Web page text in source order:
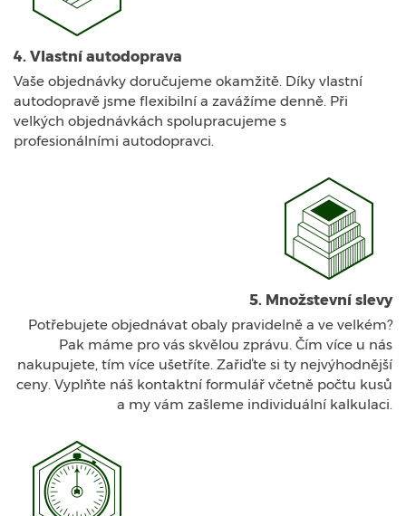
4. Vlastní autodoprava
Vaše objednávky doručujeme okamžitě. Díky vlastní
autodopravě jsme flexibilní a zavážíme denně. Při
velkých objednávkách spolupracujeme s
profesionálními autodopravci.
5. Množstevní slevy
Potřebujete objednávat obaly pravidelně a ve velkém?
Pak máme pro vás skvělou zprávu. Čím více u nás
nakupujete, tím více ušetříte. Zařiďte si ty nejvýhodnější
ceny. Vyplňte náš kontaktní formulář včetně počtu kusů
a my vám zašleme individuální kalkulaci.